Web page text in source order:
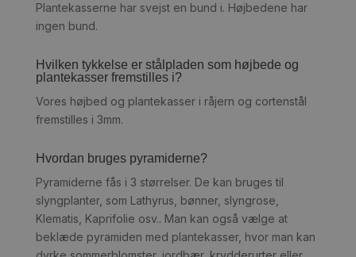
Plantekasserne har svejst en bund i. Højbedene har
ingen bund.
Hvilken tykkelse er stålpladen som højbede og
plantekasser fremstilles i?
Vores højbed og plantekasser i råjern og cortenstål
fremstilles i 3mm.
Hvordan bruges pyramiderne?
Pyramiderne fås i 3 størrelser. De kan bruges til
slyngplanter, som Lathyrus, bønner, slyngrose,
Klematis, Kaprifolie osv.. Man kan også vælge at
beklæde pyramiden med plantekasser, hvor man kan